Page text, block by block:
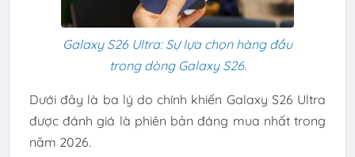
Galaxy S26 Ultra: Sự lựa chọn hàng đầu
trong dòng Galaxy S26.
Dưới đây là ba lý do chính khiến Galaxy S26 Ultra
được đánh giá là phiên bản đáng mua nhất trong
năm 2026.